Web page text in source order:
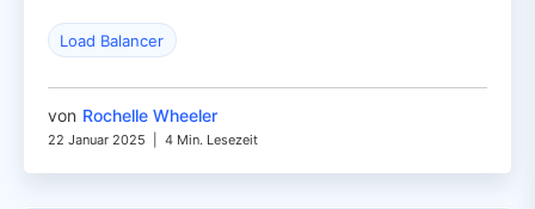
Load Balancer
von Rochelle Wheeler
22 Januar 2025 4 Min. Lesezeit